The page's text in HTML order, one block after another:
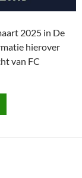
2025 in De
hierover
van FC